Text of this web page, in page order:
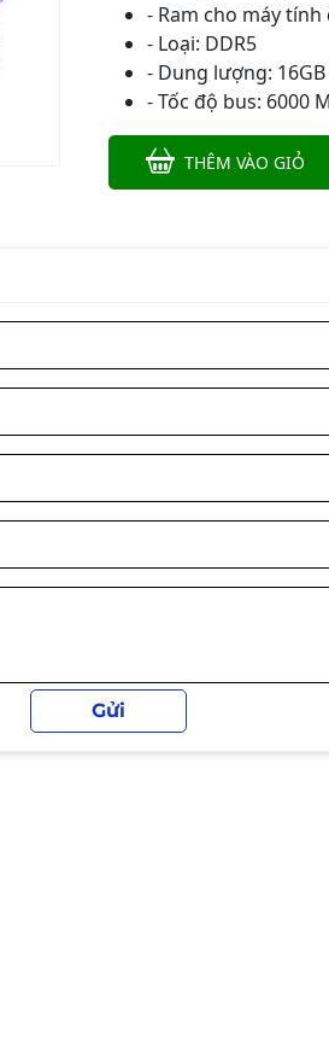
- Ram cho máy tính
- Loại: DDR5
- Dung lượng: 16GB
- Tốc độ bus: 6000
THÊM VÀO GIỎ